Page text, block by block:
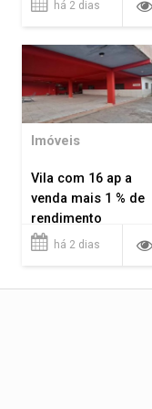
há 2 dias
Imóveis
Vila com 16 ap a
venda mais 1 % de
rendimento
há 2 dias